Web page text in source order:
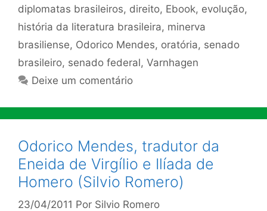
diplomatas brasileiros, direito, Ebook, evolução,
história da literatura brasileira, minerva
brasiliense, Odorico Mendes, oratória, senado
brasileiro, senado federal, Varnhagen
Deixe um comentário
Odorico Mendes, tradutor da
Eneida de Virgílio e Ilíada de
Homero (Silvio Romero)
23/04/2011 Por Silvio Romero